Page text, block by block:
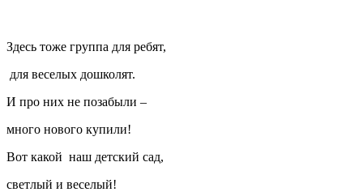
Здесь тоже группа для ребят,
для веселых дошколят.
И про них не позабыли –
много нового купили!
Вот какой наш детский сад,
светлый и веселый!